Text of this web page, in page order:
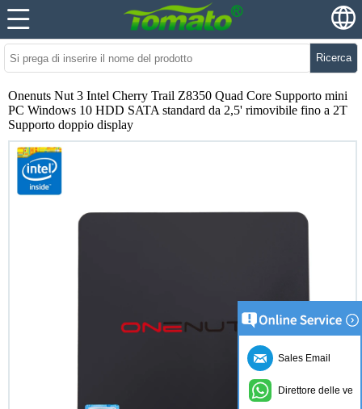
Ricerca
Onenuts Nut 3 Intel Cherry Trail Z8350 Quad Core Supporto mini
PC Windows 10 HDD SATA standard da 2,5' rimovibile fino a 2T
Supporto doppio display
Sales Email
Direttore delle